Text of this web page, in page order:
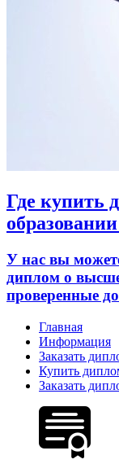
Где купить
У нас вы
диплом о
проверенные
Главная
Информация
Заказать
Купить
Заказать